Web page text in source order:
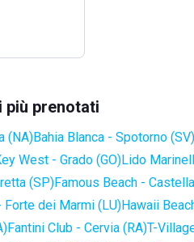
più prenotati
(NA)Bahia Blanca - Spotorno (SV)
West - Grado (GO)Lido
(SP)Famous Beach -
Forte dei Marmi (LU)Hawaii
Fantini Club - Cervia (RA)T-